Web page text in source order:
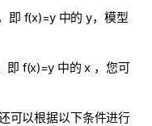
即 f(x)=y 中的 y，模型
即 f(x)=y 中的 x ，您可
可以根据以下条件进行